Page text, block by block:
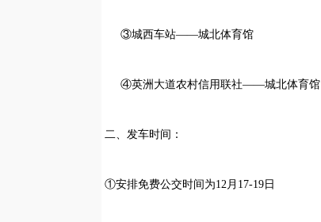
③城西车站——城北体育馆
④英洲大道农村信用联社——城北体育馆
二、发车时间：
①安排免费公交时间为12月17-19日